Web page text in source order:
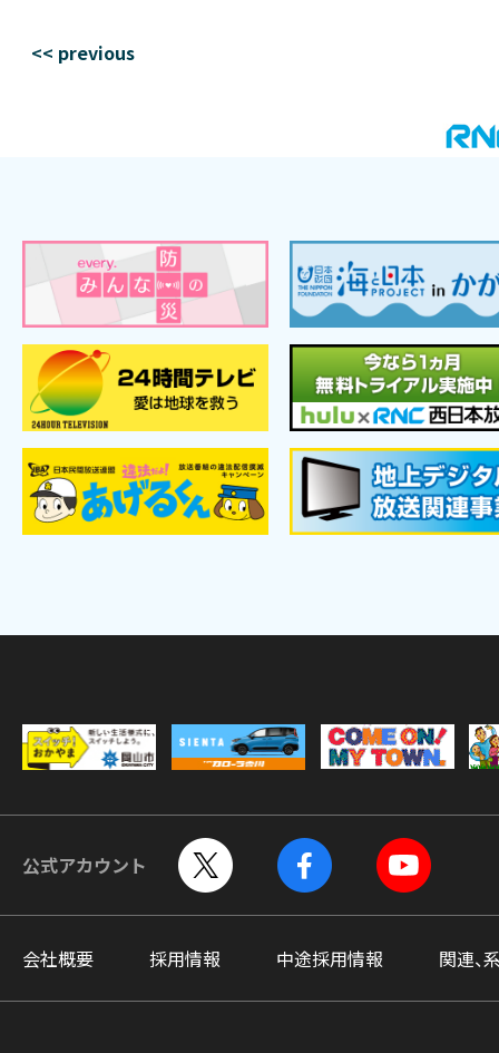
<< previous
公式アカウント
会社概要 採用情報 中途採用情報 関連、